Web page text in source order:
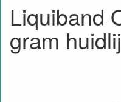
Liquiband
gram